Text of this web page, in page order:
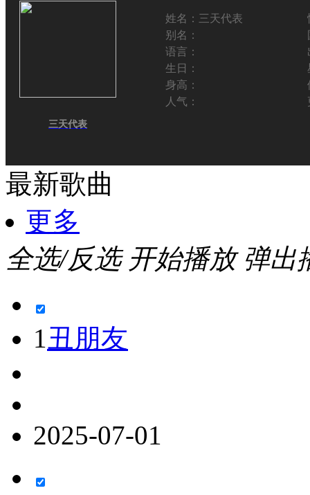
三天代表
姓名： 三天代表
别名：
语言：
生日：
身高：
人气：
最新歌曲
更多
全选/反选 开始播放 弹出
1丑朋友
2025-07-01